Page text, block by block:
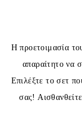
Η προετοιμασία
απαραίτητο να
Επιλέξτε το σετ
σας!